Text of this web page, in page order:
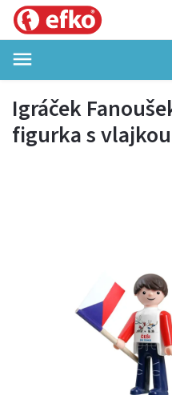
Igráček
figurka s vlajkou